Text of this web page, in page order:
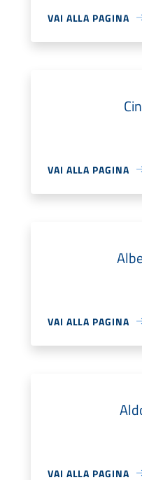
VAI ALLA PAGINA
VAI ALLA PAGINA
VAI ALLA PAGINA
VAI ALLA PAGINA